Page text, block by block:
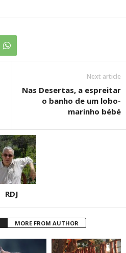
Next article
Nas Desertas, a espreitar
o banho de um lobo-
marinho bébé
RDJ
MORE FROM AUTHOR